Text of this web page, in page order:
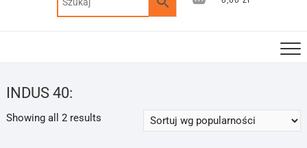
INDUS 40:
Showing all 2 resultsSorted